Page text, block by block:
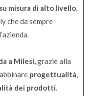
misura di alto livello,
che da sempre
a Milesi,grazie alla
progettualità,
dei prodotti.